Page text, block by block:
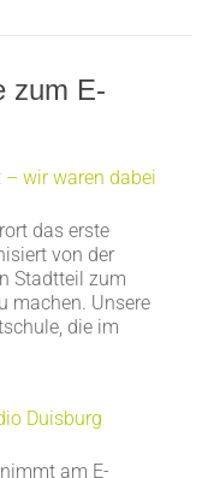
zum E-
– wir waren dabei
das erste
von der
Stadtteil zum
machen. Unsere
die im
Duisburg
am E-